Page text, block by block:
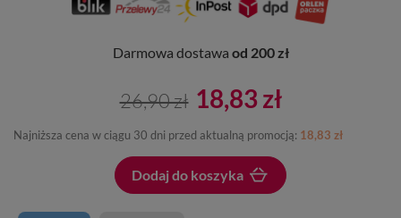
Darmowa dostawa od 200 zł
26,90 zł 18,83 zł
Najniższa cena w ciągu 30 dni przed aktualną promocją: 18,83 zł
Dodaj do koszyka